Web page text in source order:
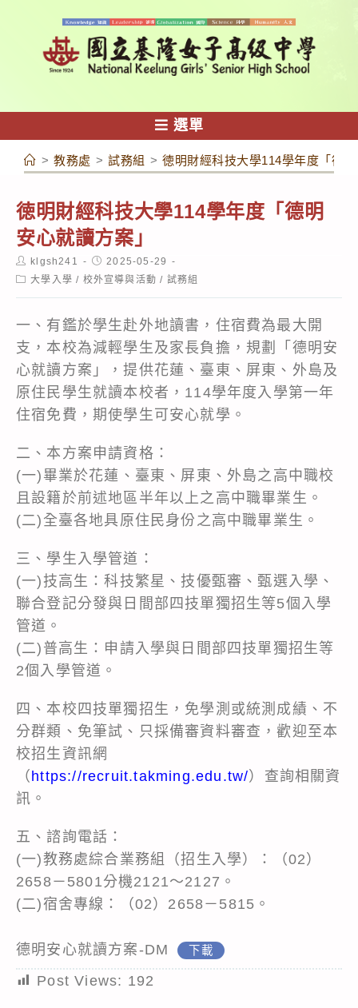
容
選單
> 教務處 > 試務組 > 徳明財經科技大學114學年度「德
徳明財經科技大學114學年度「德明
安心就讀方案」
Post
author:
klgsh241
Post
published:
2025-05-29
Post大學入學 / 校外宣導與活動 / 試務組
一、有鑑於學生赴外地讀書，住宿費為最大開
支，本校為減輕學生及家長負擔，規劃「德明安
心就讀方案」，提供花蓮、臺東、屏東、外島及
原住民學生就讀本校者，114學年度入學第一年
住宿免費，期使學生可安心就學。
二、本方案申請資格：
(一)畢業於花蓮、臺東、屏東、外島之高中職校
且設籍於前述地區半年以上之高中職畢業生。
(二)全臺各地具原住民身份之高中職畢業生。
三、學生入學管道：
(一)技高生：科技繁星、技優甄審、甄選入學、
聯合登記分發與日間部四技單獨招生等5個入學
管道。
(二)普高生：申請入學與日間部四技單獨招生等
2個入學管道。
四、本校四技單獨招生，免學測或統測成績、不
分群類、免筆試、只採備審資料審查，歡迎至本
校招生資訊網
（https://recruit.takming.edu.tw/）查詢相關資
訊。
五、諮詢電話：
(一)教務處綜合業務組（招生入學）：（02）
2658－5801分機2121～2127。
(二)宿舍專線：（02）2658－5815。
德明安心就讀方案-DM 下載
Post Views: 192